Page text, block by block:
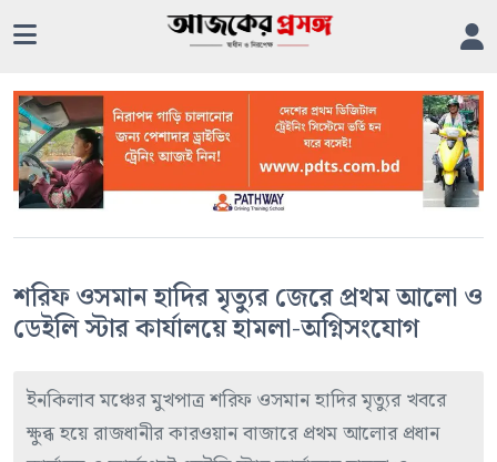
শরিফ ওসমান হাদির মৃত্যুর জেরে প্রথম আলো ও
ডেইলি স্টার কার্যালয়ে হামলা-অগ্নিসংযোগ
ইনকিলাব মঞ্চের মুখপাত্র শরিফ ওসমান হাদির মৃত্যুর খবরে
ক্ষুব্ধ হয়ে রাজধানীর কারওয়ান বাজারে প্রথম আলোর প্রধান